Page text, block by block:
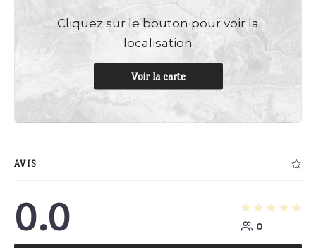
Cliquez sur le bouton pour voir la
localisation
Voir la carte
AVIS
0.0 0